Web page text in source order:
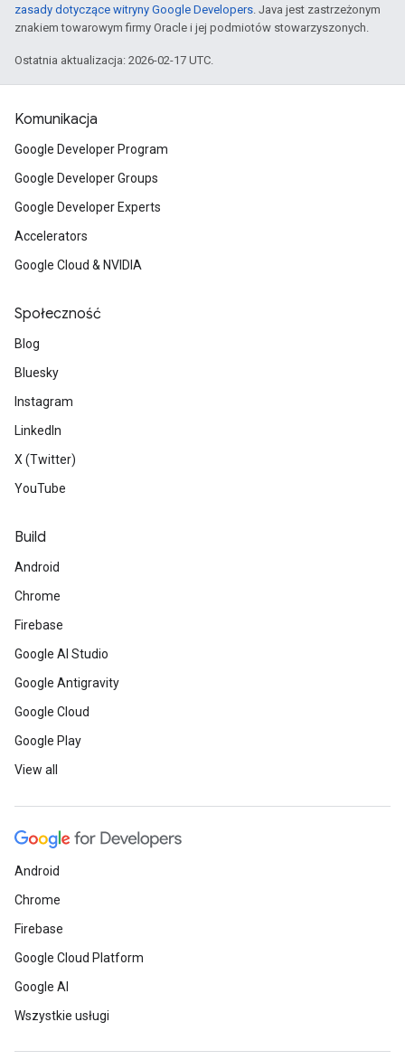
zasady dotyczące witryny Google Developers. Java jest zastrzeżonym
znakiem towarowym firmy Oracle i jej podmiotów stowarzyszonych.
Ostatnia aktualizacja: 2026-02-17 UTC.
Komunikacja
Google Developer Program
Google Developer Groups
Google Developer Experts
Accelerators
Google Cloud & NVIDIA
Społeczność
Blog
Bluesky
Instagram
LinkedIn
X (Twitter)
YouTube
Build
Android
Chrome
Firebase
Google AI Studio
Google Antigravity
Google Cloud
Google Play
View all
Android
Chrome
Firebase
Google Cloud Platform
Google AI
Wszystkie usługi